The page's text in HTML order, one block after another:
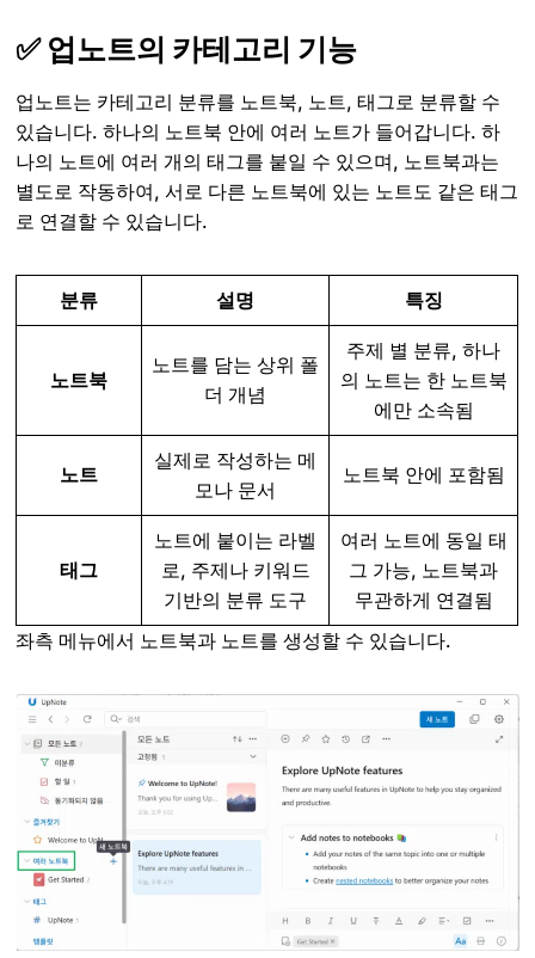
✅ 업노트의 카테고리 기능
업노트는 카테고리 분류를 노트북, 노트, 태그로 분류할 수
있습니다. 하나의 노트북 안에 여러 노트가 들어갑니다. 하
나의 노트에 여러 개의 태그를 붙일 수 있으며, 노트북과는
별도로 작동하여, 서로 다른 노트북에 있는 노트도 같은 태그
로 연결할 수 있습니다.
분류 설명 특징
노트북
노트를 담는 상위 폴
더 개념
주제 별 분류, 하나
의 노트는 한 노트북
에만 소속됨
노트
실제로 작성하는 메
모나 문서
노트북 안에 포함됨
태그
노트에 붙이는 라벨
로, 주제나 키워드
기반의 분류 도구
여러 노트에 동일 태
그 가능, 노트북과
무관하게 연결됨
좌측 메뉴에서 노트북과 노트를 생성할 수 있습니다.